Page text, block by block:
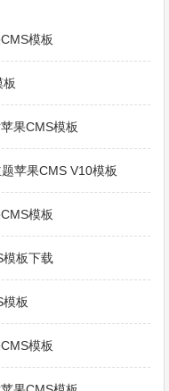
模板
果CMS模板
苹果CMS V10模板
模板
板下载
板
模板